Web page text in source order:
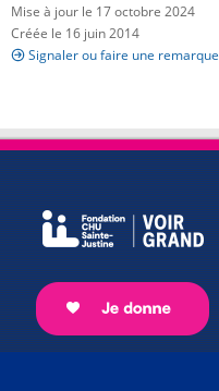
Mise à jour le 17 octobre 2024
Créée le 16 juin 2014
Signaler ou faire une remarque